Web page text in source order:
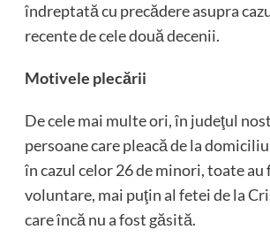
îndreptată cu precădere asupra
recente de cele două decenii.
Motivele plecării
De cele mai multe ori, în judeţul
persoane care pleacă de la
în cazul celor 26 de minori, toate
voluntare, mai puţin al fetei de la
care încă nu a fost găsită.